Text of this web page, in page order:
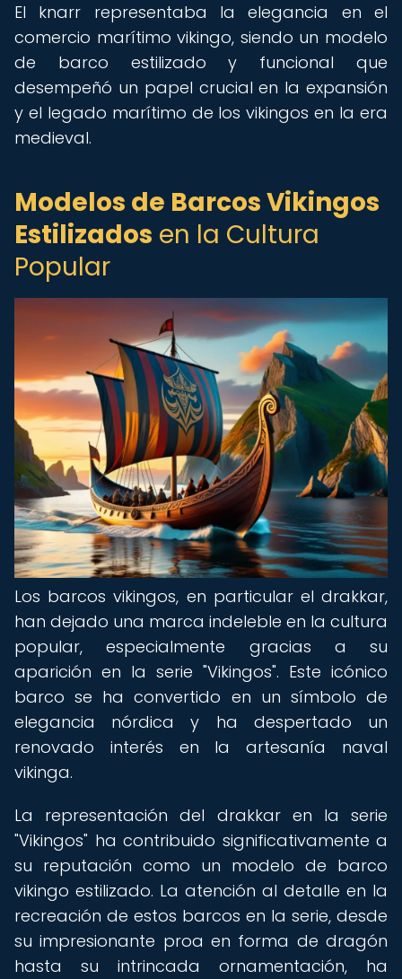
El knarr representaba la elegancia en el
comercio marítimo vikingo, siendo un modelo
de barco estilizado y funcional que
desempeñó un papel crucial en la expansión
y el legado marítimo de los vikingos en la era
medieval.
Modelos de Barcos Vikingos
Estilizados en la Cultura
Popular
Los barcos vikingos, en particular el drakkar,
han dejado una marca indeleble en la cultura
popular, especialmente gracias a su
aparición en la serie "Vikingos". Este icónico
barco se ha convertido en un símbolo de
elegancia nórdica y ha despertado un
renovado interés en la artesanía naval
vikinga.
La representación del drakkar en la serie
"Vikingos" ha contribuido significativamente a
su reputación como un modelo de barco
vikingo estilizado. La atención al detalle en la
recreación de estos barcos en la serie, desde
su impresionante proa en forma de dragón
hasta su intrincada ornamentación, ha